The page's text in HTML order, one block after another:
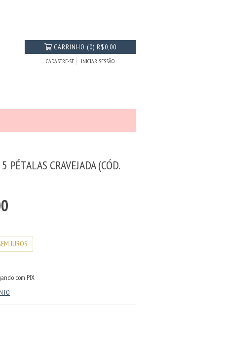
CARRINHO (0) R$0,00
CADASTRE-SE INICIAR SESSÃO
PÉTALAS CRAVEJADA (CÓD.
JUROS
com PIX